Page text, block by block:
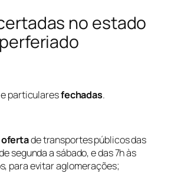
no estado
particularesfechadas.
ofertade transportes públicos das
segunda a sábado, e das 7h às
para evitar aglomerações;